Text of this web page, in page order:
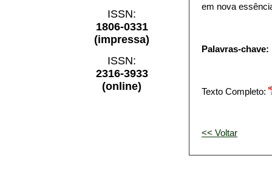
em nova
Palavras-chave:
Texto Completo:
<< Voltar
ISSN:
1806-0331
(impressa)
ISSN:
2316-3933
(online)